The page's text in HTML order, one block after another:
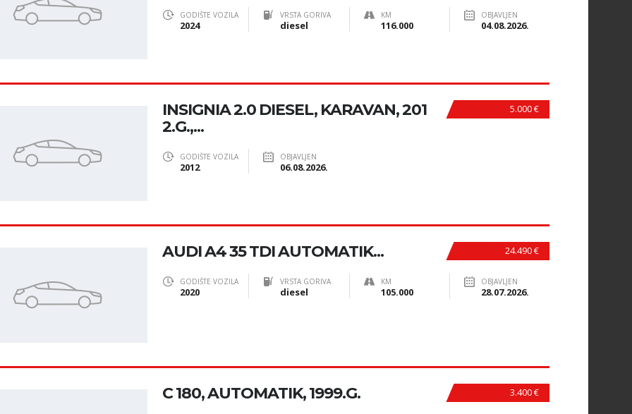
GODIŠTE VOZILA
2024
VRSTA GORIVA
diesel
KM
116.000
OBJAVLJEN
04.08.2026.
5.000 €
INSIGNIA 2.0 DIESEL, KARAVAN, 201
2.G.,...
GODIŠTE VOZILA
2012
OBJAVLJEN
06.08.2026.
24.490 €
AUDI A4 35 TDI AUTOMATIK...
GODIŠTE VOZILA
2020
VRSTA GORIVA
diesel
KM
105.000
OBJAVLJEN
28.07.2026.
3.400 €
C 180, AUTOMATIK, 1999.G.